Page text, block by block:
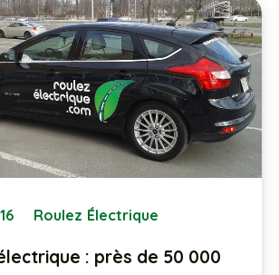
Roulez Électrique
: près de 50 000